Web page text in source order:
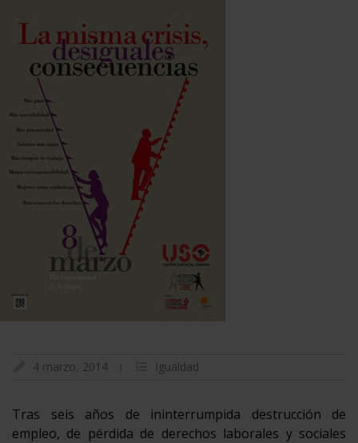
4 marzo, 2014 Igualdad
Tras seis años de ininterrumpida destrucción de
empleo, de pérdida de derechos laborales y sociales